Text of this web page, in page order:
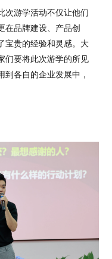
次游学活动不仅让他们
在品牌建设、产品创
宝贵的经验和灵感。大
们要将此次游学的所见
到各自的企业发展中，